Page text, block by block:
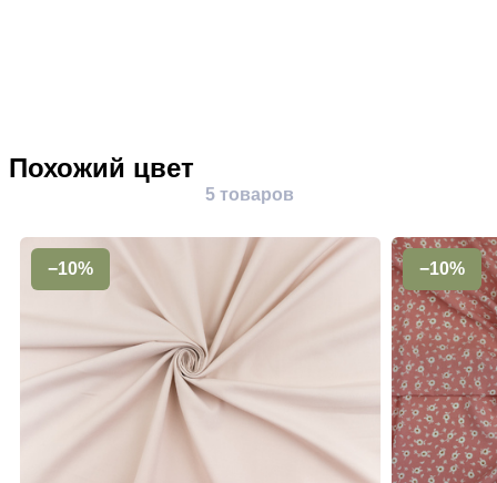
Похожий цвет
5 товаров
−10% −10%